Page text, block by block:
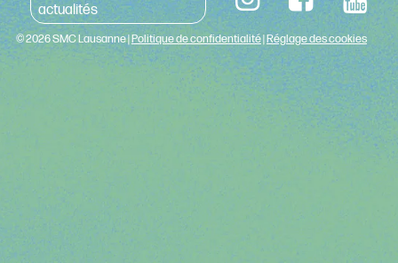
actualités
© 2026 SMC Lausanne |Politique de confidentialité|Réglage des cookies